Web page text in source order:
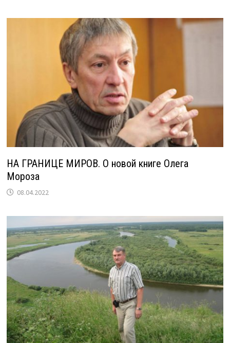
НА ГРАНИЦЕ МИРОВ. О новой книге Олега
Мороза
08.04.2022